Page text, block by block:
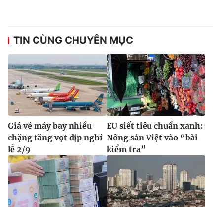
® Cấm sao chép dưới mọi hình thức nếu không có sự chấp
thuận bằng văn bản. Ghi rõ nguồn VTV.vn khi phát hành lại
thông tin từ website này.
TIN CÙNG CHUYÊN MỤC
Giá vé máy bay nhiều
chặng tăng vọt dịp nghỉ
lễ 2/9
EU siết tiêu chuẩn xanh:
Nông sản Việt vào “bài
kiểm tra”